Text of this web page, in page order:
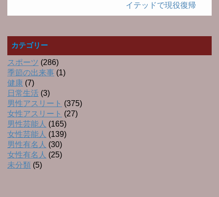
イテッドで現役復帰
カテゴリー
スポーツ (286)
季節の出来事 (1)
健康 (7)
日常生活 (3)
男性アスリート (375)
女性アスリート (27)
男性芸能人 (165)
女性芸能人 (139)
男性有名人 (30)
女性有名人 (25)
未分類 (5)